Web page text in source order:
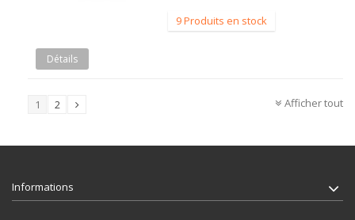
9 Produits en stock
Détails
Afficher tout
1 2
Informations